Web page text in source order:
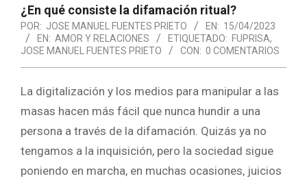
¿En qué consiste la difamación ritual?
POR: JOSE MANUEL FUENTES PRIETO EN: 15/04/2023
EN: AMOR Y RELACIONES ETIQUETADO: FUPRISA,
JOSE MANUEL FUENTES PRIETO
CON: 0 COMENTARIOS
La digitalización y los medios para manipular a las
masas hacen más fácil que nunca hundir a una
persona a través de la difamación. Quizás ya no
tengamos a la inquisición, pero la sociedad sigue
poniendo en marcha, en muchas ocasiones, juicios